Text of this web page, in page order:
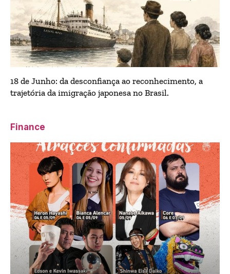
18 de Junho: da desconfiança ao reconhecimento, a
trajetória da imigração japonesa no Brasil.
Finance